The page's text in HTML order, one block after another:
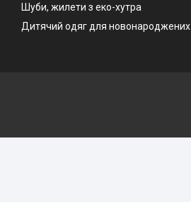
Шуби, жилети з еко-хутра
Дитячий одяг для новонароджених